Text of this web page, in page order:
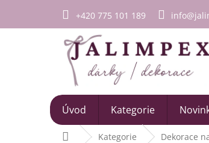
obsah
+420 775 101 189
Úvod Kategorie
Domů Kategorie Dekorace